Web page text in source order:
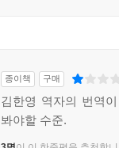
종이책 구매
김한영 역자의 번역
봐야할 수준.